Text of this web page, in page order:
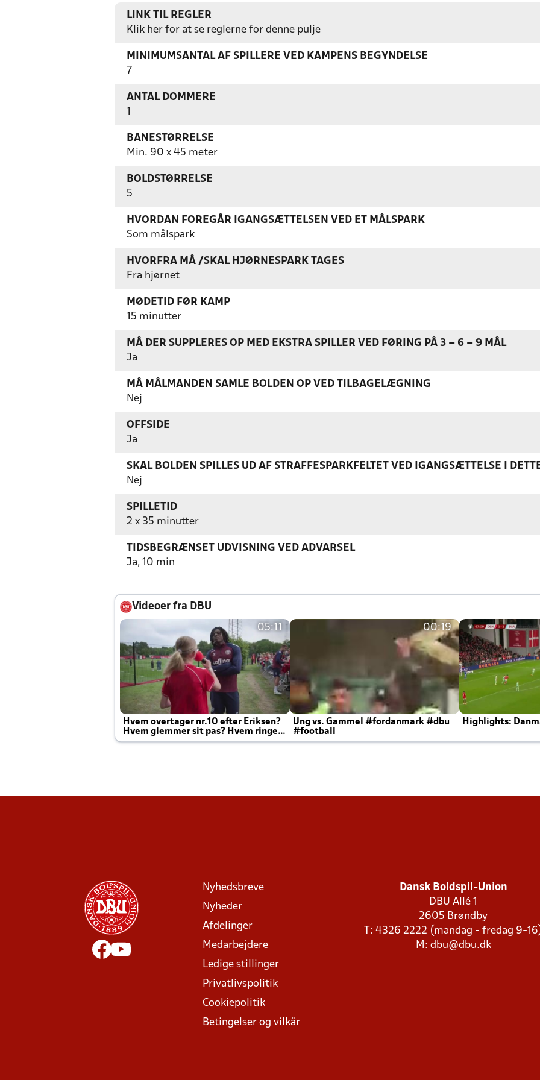
LINK TIL REGLER
Klik her for at se reglerne for denne pulje
MINIMUMSANTAL AF SPILLERE VED KAMPENS BEGYNDELSE
7
ANTAL DOMMERE
1
BANESTØRRELSE
Min. 90 x 45 meter
BOLDSTØRRELSE
5
HVORDAN FOREGÅR IGANGSÆTTELSEN VED ET MÅLSPARK
Som målspark
HVORFRA MÅ /SKAL HJØRNESPARK TAGES
Fra hjørnet
MØDETID FØR KAMP
15 minutter
MÅ DER SUPPLERES OP MED EKSTRA SPILLER VED FØRING PÅ 3 – 6 – 9 MÅL
Ja
MÅ MÅLMANDEN SAMLE BOLDEN OP VED TILBAGELÆGNING
Nej
OFFSIDE
Ja
SKAL BOLDEN SPILLES UD AF STRAFFESPARKFELTET VED IGANGSÆTTELSE I
Nej
SPILLETID
2 x 35 minutter
TIDSBEGRÆNSET UDVISNING VED ADVARSEL
Ja, 10 min
Videoer fra DBU
05:11
Hvem overtager nr.10 efter Eriksen?
Hvem glemmer sit pas? Hvem ringer
Joachim altid til efter kampe?
00:19
Ung vs. Gammel #fordanmark #dbu
#football
Highlights:
Nyhedsbreve
Nyheder
Afdelinger
Medarbejdere
Ledige stillinger
Privatlivspolitik
Cookiepolitik
Betingelser og vilkår
Dansk Boldspil-Union
DBU Allé 1
2605 Brøndby
T: 4326 2222 (mandag - fredag 9-
M: dbu@dbu.dk